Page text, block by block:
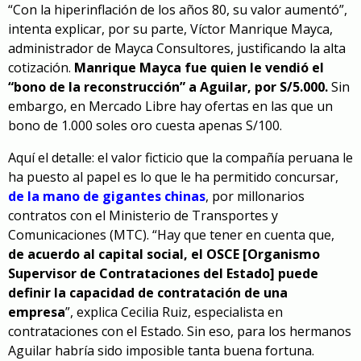
“Con la hiperinflación de los años 80, su valor aumentó”,
intenta explicar, por su parte, Víctor Manrique Mayca,
administrador de Mayca Consultores, justificando la alta
cotización. Manrique Mayca fue quien le vendió el
“bono de la reconstrucción” a Aguilar, por S/5.000.Sin
embargo, en Mercado Libre hay ofertas en las que un
bono de 1.000 soles oro cuesta apenas S/100.
Aquí el detalle: el valor ficticio que la compañía peruana le
ha puesto al papel es lo que le ha permitido concursar,
de la mano de gigantes chinas, por millonarios
contratos con el Ministerio de Transportes y
Comunicaciones (MTC). “Hay que tener en cuenta que,
de acuerdo al capital social, el OSCE [Organismo
Supervisor de Contrataciones del Estado] puede
definir la capacidad de contratación de una
empresa”, explica Cecilia Ruiz, especialista en
contrataciones con el Estado. Sin eso, para los hermanos
Aguilar habría sido imposible tanta buena fortuna.